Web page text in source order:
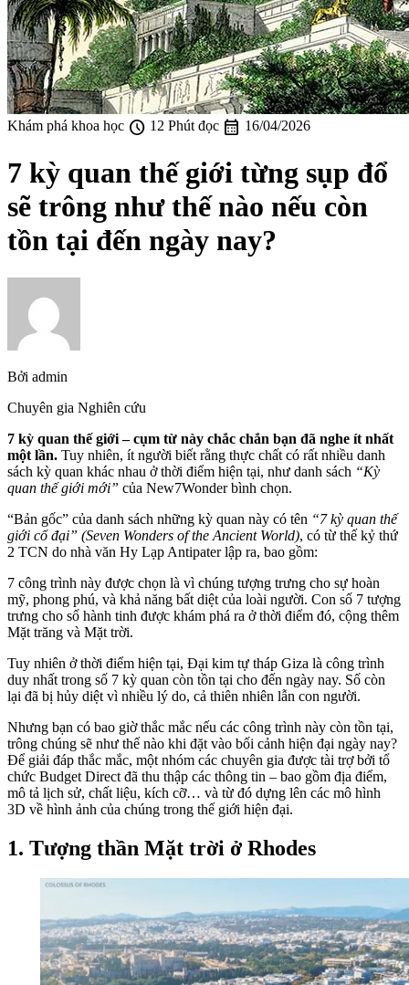
Khám phá khoa học schedule 12 Phút đọc calendar_month 16/04/2026
7 kỳ quan thế giới từng sụp đổ
sẽ trông như thế nào nếu còn
tồn tại đến ngày nay?
Bởi admin
Chuyên gia Nghiên cứu
7 kỳ quan thế giới – cụm từ này chắc chắn bạn đã nghe ít nhất
một lần. Tuy nhiên, ít người biết rằng thực chất có rất nhiều danh
sách kỳ quan khác nhau ở thời điểm hiện tại, như danh sách “Kỳ
quan thế giới mới” của New7Wonder bình chọn.
“Bản gốc” của danh sách những kỳ quan này có tên “7 kỳ quan thế
giới cổ đại” (Seven Wonders of the Ancient World), có từ thế kỷ thứ
2 TCN do nhà văn Hy Lạp Antipater lập ra, bao gồm:
7 công trình này được chọn là vì chúng tượng trưng cho sự hoàn
mỹ, phong phú, và khả năng bất diệt của loài người. Con số 7 tượng
trưng cho số hành tinh được khám phá ra ở thời điểm đó, cộng thêm
Mặt trăng và Mặt trời.
Tuy nhiên ở thời điểm hiện tại, Đại kim tự tháp Giza là công trình
duy nhất trong số 7 kỳ quan còn tồn tại cho đến ngày nay. Số còn
lại đã bị hủy diệt vì nhiều lý do, cả thiên nhiên lẫn con người.
Nhưng bạn có bao giờ thắc mắc nếu các công trình này còn tồn tại,
trông chúng sẽ như thế nào khi đặt vào bối cảnh hiện đại ngày nay?
Để giải đáp thắc mắc, một nhóm các chuyên gia được tài trợ bởi tổ
chức Budget Direct đã thu thập các thông tin – bao gồm địa điểm,
mô tả lịch sử, chất liệu, kích cỡ… và từ đó dựng lên các mô hình
3D về hình ảnh của chúng trong thế giới hiện đại.
1. Tượng thần Mặt trời ở Rhodes